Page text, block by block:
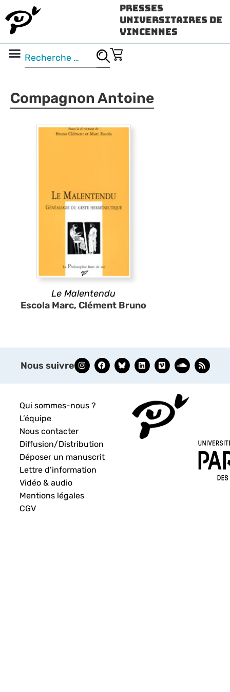
Presses
Universitaires de
Vincennes
Compagnon Antoine
Le Malentendu
Escola Marc, Clément Bruno
Nous suivre
Qui sommes-nous ?
L’équipe
Nous contacter
Diffusion/Distribution
Déposer un manuscrit
Lettre d’information
Vidéo & audio
Mentions légales
CGV